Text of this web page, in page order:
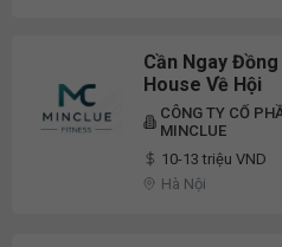
Cần Ngay
House Về Hội
CÔNG TY CỔ
MINCLUE
10-13 triệu VND
Hà Nội